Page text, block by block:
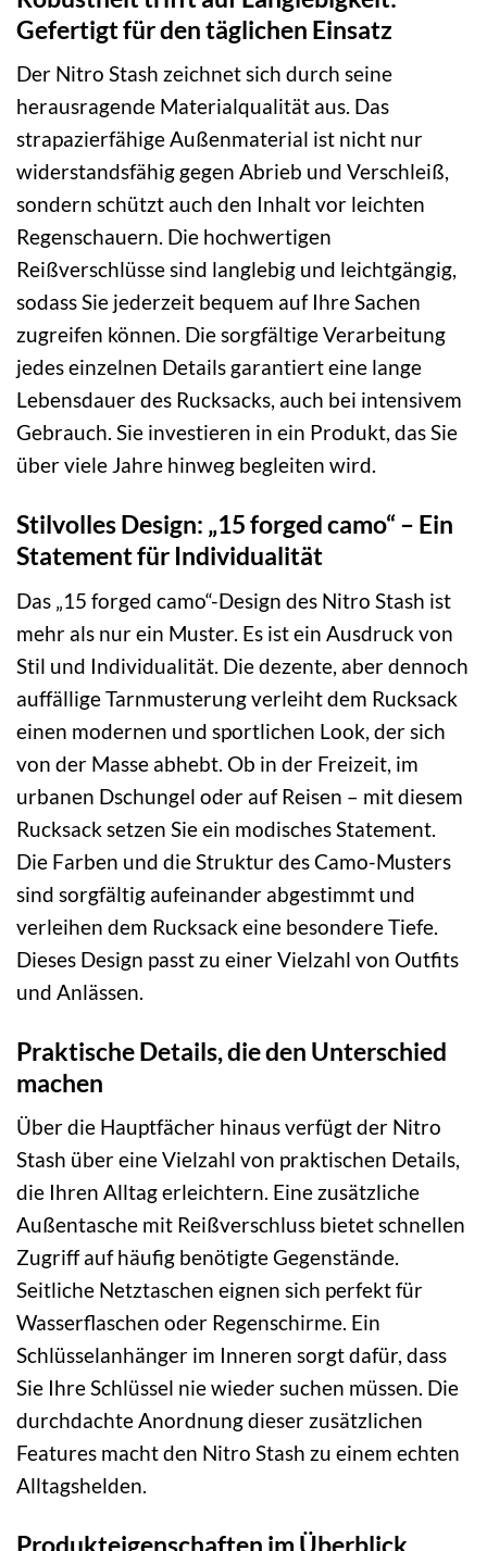
Gefertigt für den täglichen Einsatz
Der Nitro Stash zeichnet sich durch seine
herausragende Materialqualität aus. Das
strapazierfähige Außenmaterial ist nicht nur
widerstandsfähig gegen Abrieb und Verschleiß,
sondern schützt auch den Inhalt vor leichten
Regenschauern. Die hochwertigen
Reißverschlüsse sind langlebig und leichtgängig,
sodass Sie jederzeit bequem auf Ihre Sachen
zugreifen können. Die sorgfältige Verarbeitung
jedes einzelnen Details garantiert eine lange
Lebensdauer des Rucksacks, auch bei intensivem
Gebrauch. Sie investieren in ein Produkt, das Sie
über viele Jahre hinweg begleiten wird.
Stilvolles Design: „15 forged camo“ – Ein
Statement für Individualität
Das „15 forged camo“-Design des Nitro Stash ist
mehr als nur ein Muster. Es ist ein Ausdruck von
Stil und Individualität. Die dezente, aber dennoch
auffällige Tarnmusterung verleiht dem Rucksack
einen modernen und sportlichen Look, der sich
von der Masse abhebt. Ob in der Freizeit, im
urbanen Dschungel oder auf Reisen – mit diesem
Rucksack setzen Sie ein modisches Statement.
Die Farben und die Struktur des Camo-Musters
sind sorgfältig aufeinander abgestimmt und
verleihen dem Rucksack eine besondere Tiefe.
Dieses Design passt zu einer Vielzahl von Outfits
und Anlässen.
Praktische Details, die den Unterschied
machen
Über die Hauptfächer hinaus verfügt der Nitro
Stash über eine Vielzahl von praktischen Details,
die Ihren Alltag erleichtern. Eine zusätzliche
Außentasche mit Reißverschluss bietet schnellen
Zugriff auf häufig benötigte Gegenstände.
Seitliche Netztaschen eignen sich perfekt für
Wasserflaschen oder Regenschirme. Ein
Schlüsselanhänger im Inneren sorgt dafür, dass
Sie Ihre Schlüssel nie wieder suchen müssen. Die
durchdachte Anordnung dieser zusätzlichen
Features macht den Nitro Stash zu einem echten
Alltagshelden.
Produkteigenschaften im Überblick